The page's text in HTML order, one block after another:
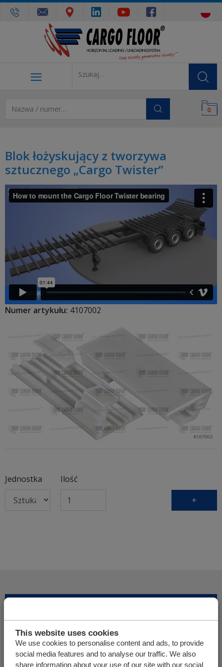
This website uses cookies
We use cookies to personalise content and ads, to provide
social media features and to analyse our traffic. We also
share information about your use of our site with our social
0
Blok łożyskujący z tworzywa
sztucznego „Cargo Twister”
Numer artykułu: 4107002
Jednostka
Ilość
+
Finalizuj ofertę